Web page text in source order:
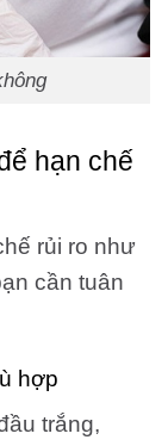
hạn chế
rủi ro như
cần tuân
hợp
trắng,